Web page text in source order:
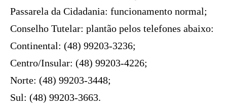
Passarela da Cidadania: funcionamento normal;
Conselho Tutelar: plantão pelos telefones abaixo:
Continental: (48) 99203-3236;
Centro/Insular: (48) 99203-4226;
Norte: (48) 99203-3448;
Sul: (48) 99203-3663.